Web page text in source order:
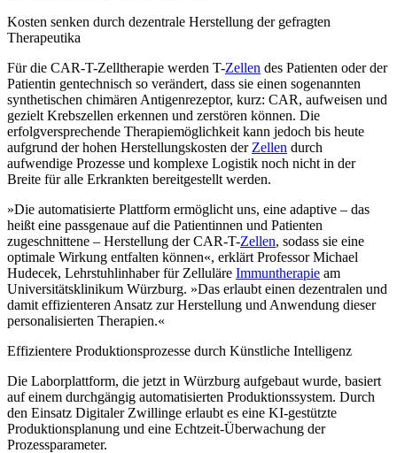
Kosten senken durch dezentrale Herstellung der gefragten
Therapeutika
Für die CAR-T-Zelltherapie werden T-Zellen des Patienten oder der
Patientin gentechnisch so verändert, dass sie einen sogenannten
synthetischen chimären Antigenrezeptor, kurz: CAR, aufweisen und
gezielt Krebszellen erkennen und zerstören können. Die
erfolgversprechende Therapiemöglichkeit kann jedoch bis heute
aufgrund der hohen Herstellungskosten der Zellen durch
aufwendige Prozesse und komplexe Logistik noch nicht in der
Breite für alle Erkrankten bereitgestellt werden.
»Die automatisierte Plattform ermöglicht uns, eine adaptive – das
heißt eine passgenaue auf die Patientinnen und Patienten
zugeschnittene – Herstellung der CAR-T-Zellen, sodass sie eine
optimale Wirkung entfalten können«, erklärt Professor Michael
Hudecek, Lehrstuhlinhaber für Zelluläre Immuntherapie am
Universitätsklinikum Würzburg. »Das erlaubt einen dezentralen und
damit effizienteren Ansatz zur Herstellung und Anwendung dieser
personalisierten Therapien.«
Effizientere Produktionsprozesse durch Künstliche Intelligenz
Die Laborplattform, die jetzt in Würzburg aufgebaut wurde, basiert
auf einem durchgängig automatisierten Produktionssystem. Durch
den Einsatz Digitaler Zwillinge erlaubt es eine KI-gestützte
Produktionsplanung und eine Echtzeit-Überwachung der
Prozessparameter.